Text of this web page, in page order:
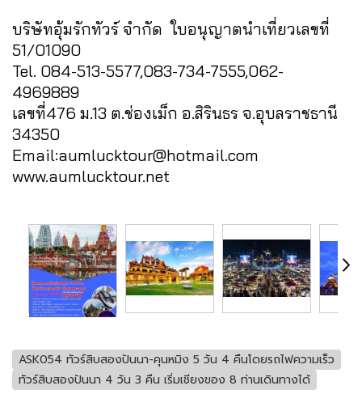
บริษัทอุ้มรักทัวร์ จำกัด ใบอนุญาตนำเที่ยวเลขที่
51/01090
Tel. 084-513-5577,083-734-7555,062-
4969889
เลขที่476 ม.13 ต.ช่องเม็ก อ.สิรินธร จ.อุบลราชธานี
34350
Email:aumlucktour@hotmail.com
www.aumlucktour.net
ASK054 ทัวร์สิบสองปันนา-คุนหมิง 5 วัน 4 คืนโดยรถไฟความเร็ว
ทัวร์สิบสองปันนา 4 วัน 3 คืน เริ่มเชียงของ 8 ท่านเดินทางได้